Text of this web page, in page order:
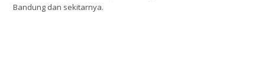
Bandung dan sekitarnya.